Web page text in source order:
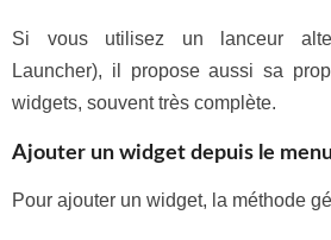
Si vous utilisez un lanceur
Launcher), il propose aussi sa
widgets, souvent très complète.
Ajouter un widget depuis le menu
Pour ajouter un widget, la méthode